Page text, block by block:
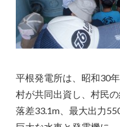
平根発電所は、昭和30
村が共同出資し、村民
落差33.1m、最大出力